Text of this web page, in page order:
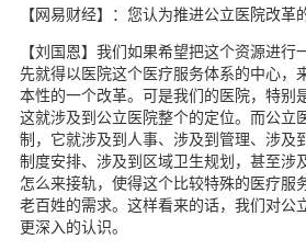
【网易财经】：您认为推进公立医院改革
【刘国恩】我们如果希望把这个资源进
先就得以医院这个医疗服务体系的中心，
本性的一个改革。可是我们的医院，特别
这就涉及到公立医院整个的定位。而公立
制，它就涉及到人事、涉及到管理、涉及
制度安排、涉及到区域卫生规划，甚至涉
怎么来接轨，使得这个比较特殊的医疗服
老百姓的需求。这样看来的话，我们对公
更深入的认识。